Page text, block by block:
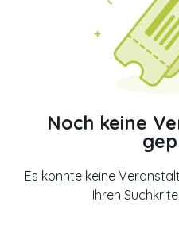
Noch keine
Es konnte keine
Ihren